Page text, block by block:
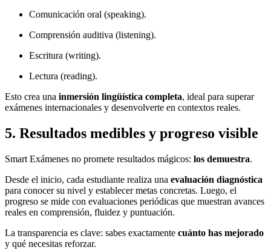
Comunicación oral (speaking).
Comprensión auditiva (listening).
Escritura (writing).
Lectura (reading).
Esto crea una inmersión lingüística completa, ideal para superar
exámenes internacionales y desenvolverte en contextos reales.
5. Resultados medibles y progreso visible
Smart Exámenes no promete resultados mágicos: los demuestra.
Desde el inicio, cada estudiante realiza una evaluación diagnóstica
para conocer su nivel y establecer metas concretas. Luego, el
progreso se mide con evaluaciones periódicas que muestran avances
reales en comprensión, fluidez y puntuación.
La transparencia es clave: sabes exactamente cuánto has mejorado
y qué necesitas reforzar.